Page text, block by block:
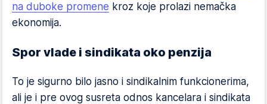
na duboke promene kroz koje prolazi nemačka
ekonomija.
Spor vlade i sindikata oko penzija
To je sigurno bilo jasno i sindikalnim funkcionerima,
ali je i pre ovog susreta odnos kancelara i sindikata